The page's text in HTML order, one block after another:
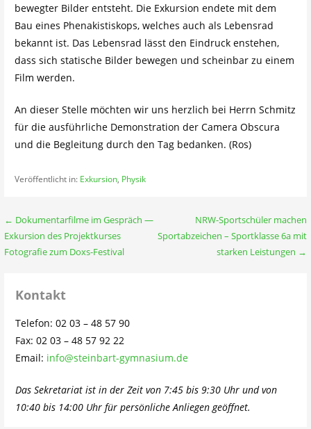
bewegter Bilder entsteht. Die Exkursion endete mit dem
Bau eines Phenakistiskops, welches auch als Lebensrad
bekannt ist. Das Lebensrad lässt den Eindruck enstehen,
dass sich statische Bilder bewegen und scheinbar zu einem
Film werden.
An dieser Stelle möchten wir uns herzlich bei Herrn Schmitz
für die ausführliche Demonstration der Camera Obscura
und die Begleitung durch den Tag bedanken. (Ros)
Veröffentlicht in: Exkursion, Physik
Beitragsnavigation
← Dokumentarfilme im Gespräch —
Exkursion des Projektkurses
Fotografie zum Doxs-Festival
NRW-Sportschüler machen
Sportabzeichen – Sportklasse 6a mit
starken Leistungen →
Kontakt
Telefon: 02 03 – 48 57 90
Fax: 02 03 – 48 57 92 22
Email: info@steinbart-gymnasium.de
Das Sekretariat ist in der Zeit von 7:45 bis 9:30 Uhr und von
10:40 bis 14:00 Uhr für persönliche Anliegen geöffnet.